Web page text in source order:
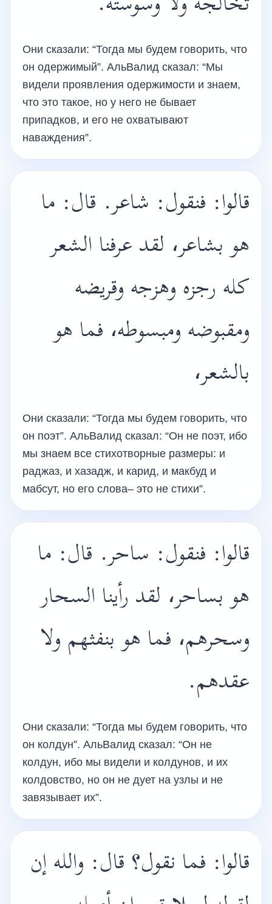
Они сказали: “Тогда мы будем говорить, что
он одержимый”. АльВалид сказал: “Мы
видели проявления одержимости и знаем,
что это такое, но у него не бывает
припадков, и его не охватывают
наваждения”.
قالوا: فنقول: شاعر. قال: ما
هو بشاعر، لقد عرفنا الشعر
كله رجزه وهزجه وقريضه
ومقبوضه ومبسوطه، فما هو
بالشعر،
Они сказали: “Тогда мы будем говорить, что
он поэт”. АльВалид сказал: “Он не поэт, ибо
мы знаем все стихотворные размеры: и
раджаз, и хазадж, и карид, и макбуд и
мабсут, но его слова– это не стихи”.
قالوا: فنقول: ساحر. قال: ما
هو بساحر، لقد رأينا السحار
وسحرهم، فما هو بنفثهم ولا
عقدهم.
Они сказали: “Тогда мы будем говорить, что
он колдун”. АльВалид сказал: “Он не
колдун, ибо мы видели и колдунов, и их
колдовство, но он не дует на узлы и не
завязывает их”.
قالوا: فما نقول؟ قال: والله إن